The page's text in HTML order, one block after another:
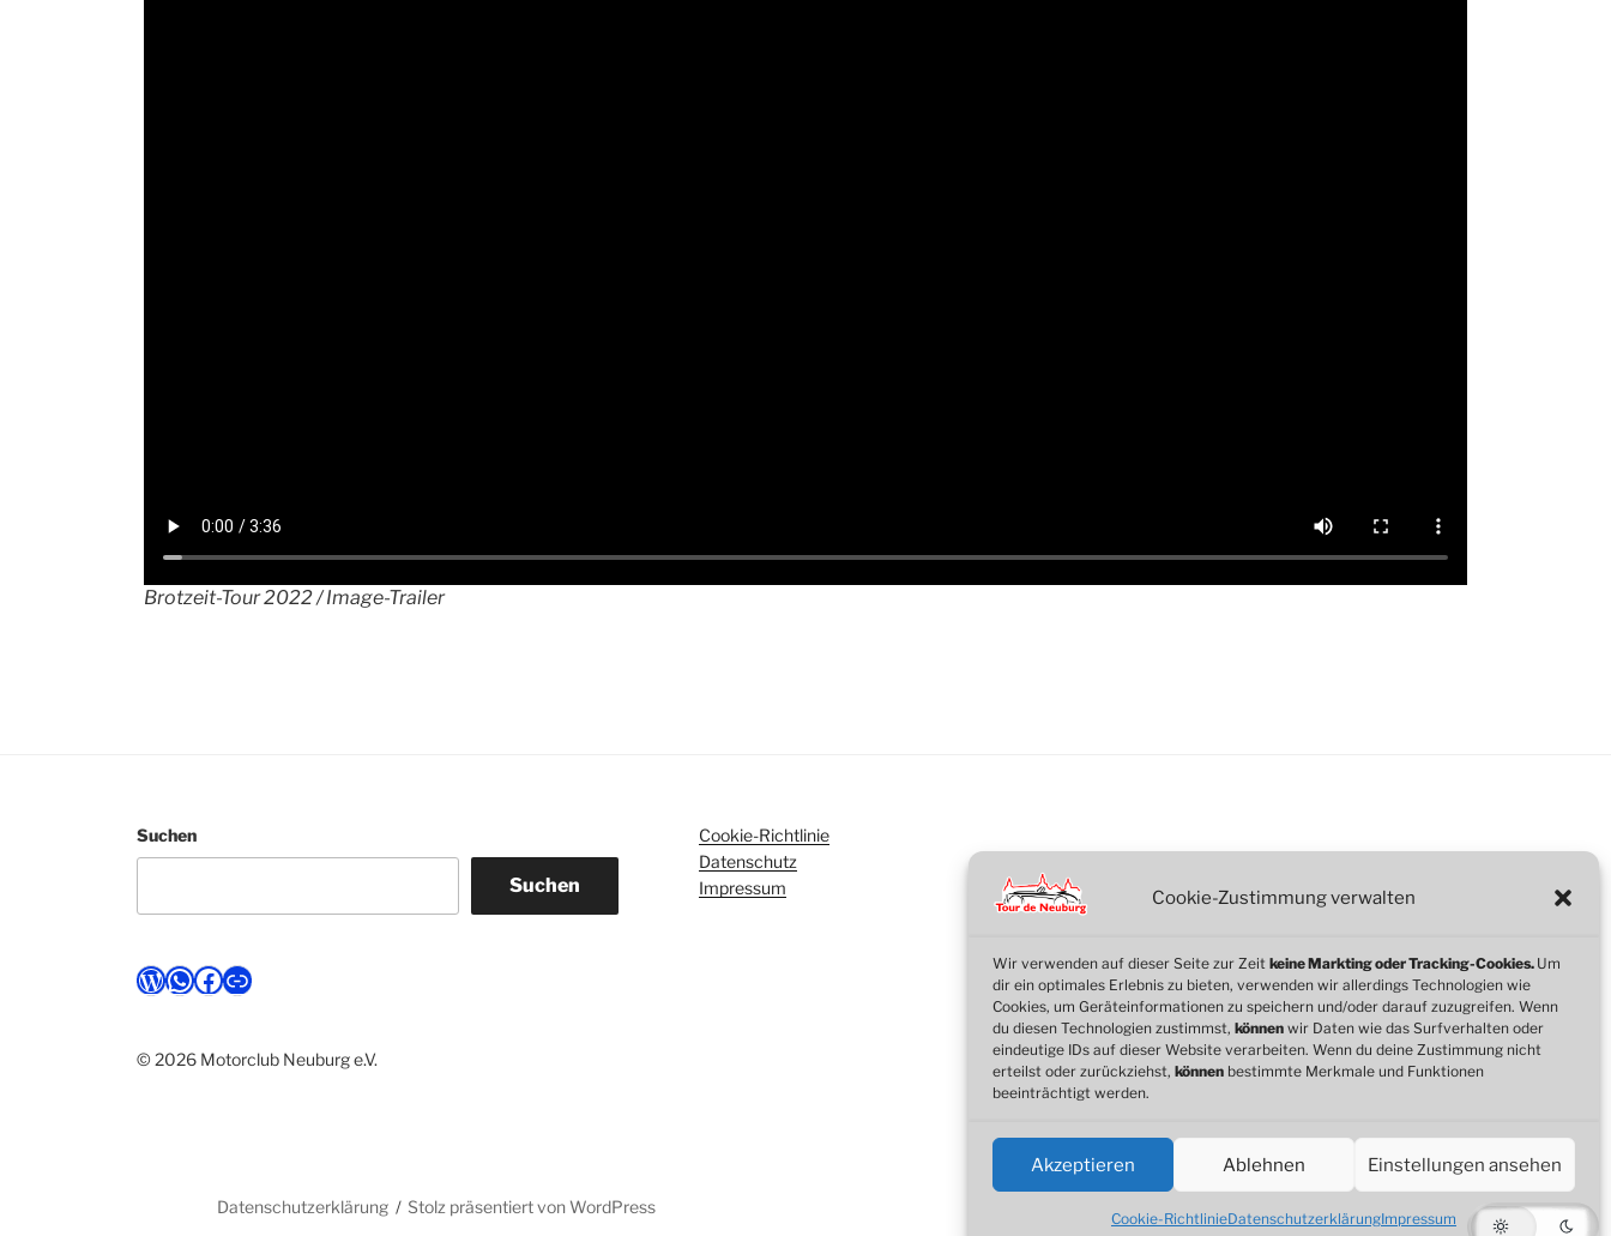
Cookie-Zustimmung verwalten
Wir verwenden auf dieser Seite zur Zeit keine Markting oder Tracking-Cookies. Um
dir ein optimales Erlebnis zu bieten, verwenden wir allerdings Technologien wie
Cookies, um Geräteinformationen zu speichern und/oder darauf zuzugreifen. Wenn
du diesen Technologien zustimmst, können wir Daten wie das Surfverhalten oder
eindeutige IDs auf dieser Website verarbeiten. Wenn du deine Zustimmung nicht
erteilst oder zurückziehst, können bestimmte Merkmale und Funktionen
beeinträchtigt werden.
Akzeptieren Ablehnen Einstellungen ansehen
Cookie-RichtlinieDatenschutzerklärungImpressum
Brotzeit-Tour 2022 / Image-Trailer
Suchen
Suchen
WordPress
WhatsApp
Facebook
Link
© 2026 Motorclub Neuburg e.V.
Cookie-Richtlinie
Datenschutz
Impressum
Datenschutzerklärung Stolz präsentiert von WordPress